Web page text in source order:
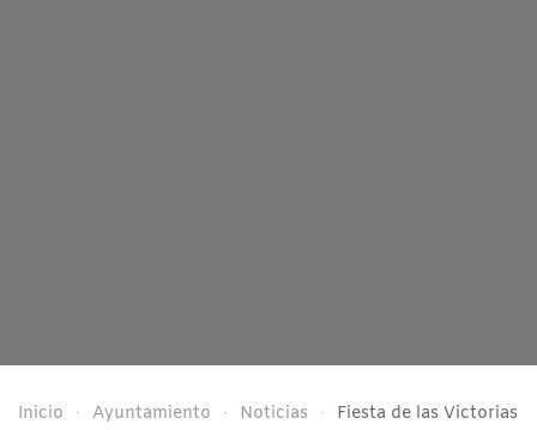
Inicio Ayuntamiento Noticias Fiesta de las Victorias